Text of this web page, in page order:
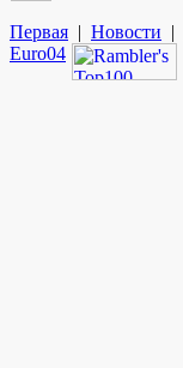
Первая | Новости |
Euro04